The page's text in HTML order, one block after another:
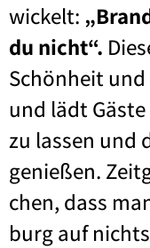
wi­ckelt:
du nicht“.
Schön­heit
und lädt
zu las­sen und
genie­ßen.
chen, dass
burg auf